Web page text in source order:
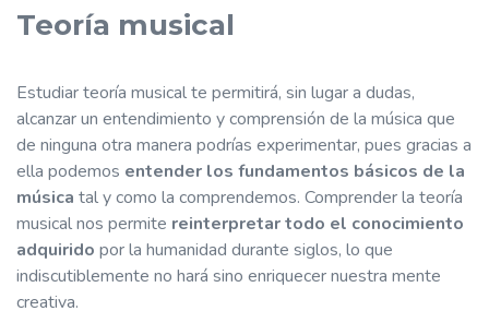
Teoría musical
Estudiar teoría musical te permitirá, sin lugar a dudas,
alcanzar un entendimiento y comprensión de la música que
de ninguna otra manera podrías experimentar, pues gracias a
ella podemos entender los fundamentos básicos de la
música tal y como la comprendemos. Comprender la teoría
musical nos permite reinterpretar todo el conocimiento
adquirido por la humanidad durante siglos, lo que
indiscutiblemente no hará sino enriquecer nuestra mente
creativa.